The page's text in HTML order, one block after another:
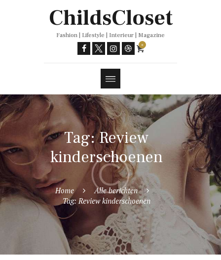
ChildsCloset
Fashion | Lifestyle | Interieur | Magazine
0
Tag: Review
kinderschoenen
Home
Alle berichten
Tag: Review kinderschoenen